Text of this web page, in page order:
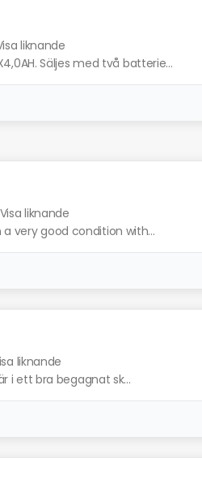
liknande
Säljes med två batterie...
Visa liknande
very good condition with...
liknande
i ett bra begagnat sk...